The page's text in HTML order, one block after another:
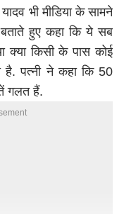
भी मीडिया के सामने
बताते हुए कहा कि ये सब
क्या किसी के पास कोई
है. पत्नी ने कहा कि 50
गलत हैं.